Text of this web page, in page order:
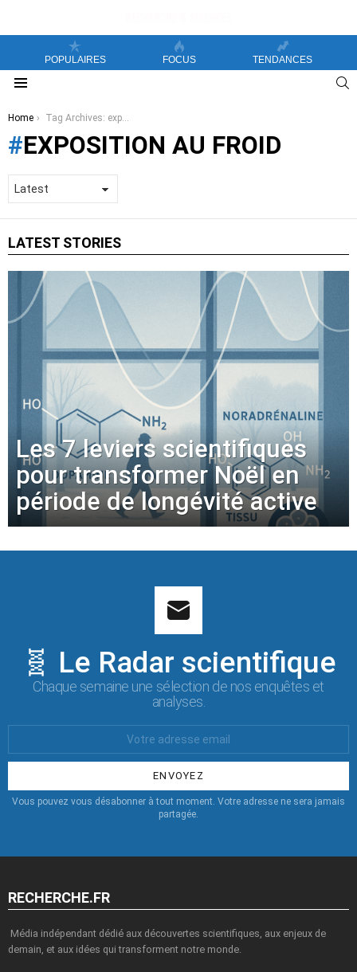
POPULAIRES FOCUS TENDANCES
You are here:
Home Tag Archives: exposition au froid
EXPOSITION AU FROID
LATEST STORIES
Les 7 leviers scientifiques
pour transformer Noël en
période de longévité active
🧬 Le Radar scientifique
Chaque semaine une sélection de nos enquêtes et
analyses.
:
Vous pouvez vous désabonner à tout moment. Votre adresse ne sera jamais
partagée.
RECHERCHE.FR
Média indépendant dédié aux découvertes scientifiques, aux enjeux de
demain, et aux idées qui transforment notre monde.